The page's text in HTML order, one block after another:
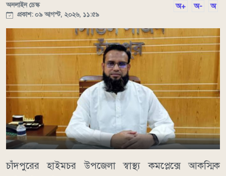
অনলাইন ডেস্ক
প্রকাশ: ০৯ আগস্ট, ২০২৬, ১১:৫৯
অ+ অ- অ
চাঁদপুরের হাইমচর উপজেলা স্বাস্থ্য কমপ্লেক্সে আকস্মিক